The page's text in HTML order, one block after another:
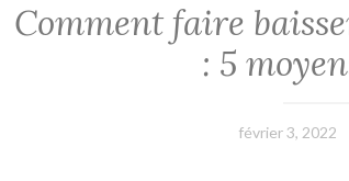
Comment faire
: 5
février 3, 2022